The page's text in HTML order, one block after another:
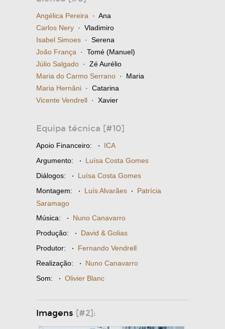
Angélica Pereira · Ana
Carlos Nery · Vladimiro
Isabel Simoes · Serena
João França · Tomé (Manuel)
Júlio Salgado · Zé Aurélio
Maria do Carmo Serrano · Maria
Maria Hernâni · Catarina
Vicente Vendrell · Xavier
Equipa técnica [#10]
Apoio Financeiro: · ICA
Argumento: · Luísa Costa Gomes
Diálogos: · Luísa Costa Gomes
Montagem: · Luís Alvarães · Patrícia
Saramago
Música: · Nuno Canavarro
Produção: · David & Golias
Produtor: · Fernando Vendrell
Realização: · Nuno Canavarro
Som: · Olivier Blanc
Imagens [#2]: